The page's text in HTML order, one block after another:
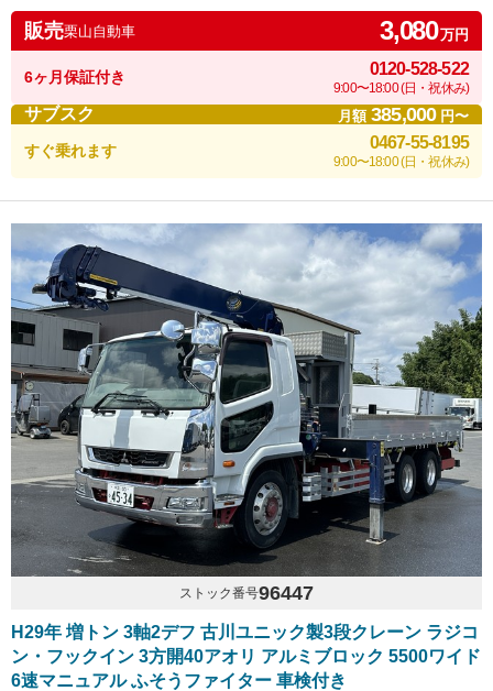
販売栗山自動車 3,080万円
6ヶ月保証付き 0120-528-522
9:00〜18:00 (日・祝休み)
サブスク 月額385,000円〜
すぐ乗れます 0467-55-8195
9:00〜18:00 (日・祝休み)
ストック番号96447
H29年 増トン 3軸2デフ 古川ユニック製3段クレーン ラジコ
ン・フックイン 3方開40アオリ アルミブロック 5500ワイド
6速マニュアル ふそうファイター 車検付き